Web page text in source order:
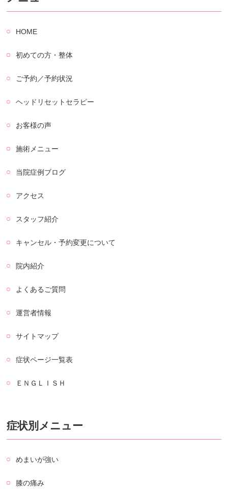
HOME
初めての方・整体
ご予約／予約状況
ヘッドリセットセラピー
お客様の声
施術メニュー
当院症例ブログ
アクセス
スタッフ紹介
キャンセル・予約変更について
院内紹介
よくあるご質問
運営者情報
サイトマップ
症状ページ一覧表
ＥＮＧＬＩＳＨ
症状別メニュー
めまいが強い
膝の痛み